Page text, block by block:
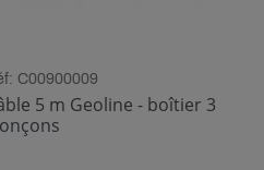
C00900009
5 m Geoline - boîtier 3